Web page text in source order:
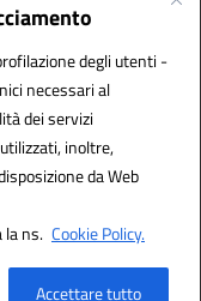
degli utenti -
necessari al
dei servizi
inoltre,
da Web
la ns. Cookie Policy.
Accettare tutto
istsc_saic878008
S.r.l.
Italia